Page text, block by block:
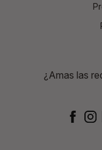
¿Amas las